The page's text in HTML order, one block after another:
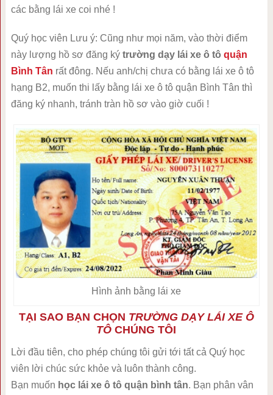
các bằng lái xe coi nhé !
Quý học viên Lưu ý: Cũng như mọi năm, vào thời điểm
này lượng hồ sơ đăng ký trường dạy lái xe ô tô quận
Bình Tân rất đông. Nếu anh/chị chưa có bằng lái xe ô tô
hạng B2, muốn thi lấy bằng lái xe ô tô quận Bình Tân thì
đăng ký nhanh, tránh tràn hồ sơ vào giờ cuối !
Hình ảnh bằng lái xe
TẠI SAO BẠN CHỌN TRƯỜNG DẠY LÁI XE Ô
TÔ CHÚNG TÔI
Lời đầu tiên, cho phép chúng tôi gửi tới tất cả Quý học
viên lời chúc sức khỏe và luôn thành công.
Bạn muốn học lái xe ô tô quận bình tân. Bạn phân vân